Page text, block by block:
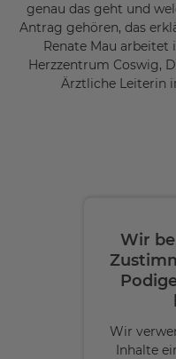
genau das geht und
Antrag gehören, das
Renate Mau arbeitet
Herzzentrum Coswig,
Ärztliche Leiterin
Wir
Wir
Inhalte